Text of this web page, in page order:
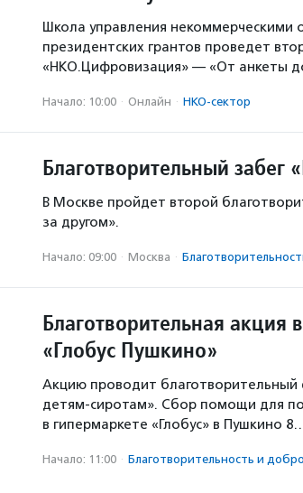
Школа управления некоммерческими
президентских грантов проведет
«НКО.Цифровизация» — «От анкеты
Начало: 10:00 · Онлайн · НКО-сектор
Благотворительный забег
В Москве пройдет второй
за другом».
Начало: 09:00 · Москва ·
Благотворительная акция
«Глобус Пушкино»
Акцию проводит
детям-сиротам». Сбор помощи для
в гипермаркете «Глобус» в Пушкино
Начало: 11:00 · Благотвори­тель­ность и